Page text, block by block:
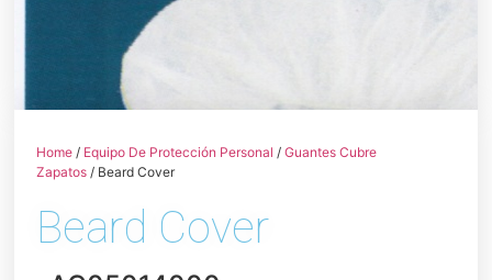
Home / Equipo De Protección Personal /Guantes Cubre
Zapatos / Beard Cover
Beard Cover